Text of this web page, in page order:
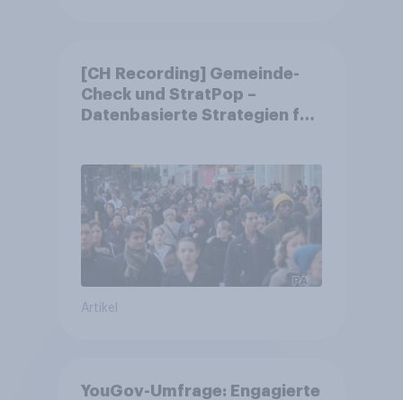
[CH Recording] Gemeinde-
Check und StratPop –
Datenbasierte Strategien für
Artikel
YouGov-Umfrage: Engagierte